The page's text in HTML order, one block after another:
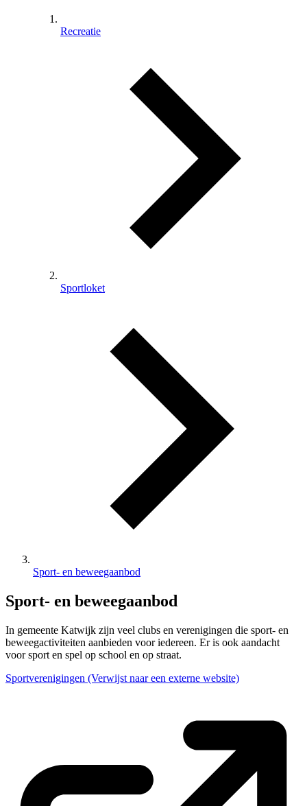
Recreatie
Sportloket
Sport- en beweegaanbod
Sport- en beweegaanbod
In gemeente Katwijk zijn veel clubs en verenigingen die sport- en
beweegactiviteiten aanbieden voor iedereen. Er is ook aandacht
voor sport en spel op school en op straat.
Sportverenigingen (Verwijst naar een externe website)